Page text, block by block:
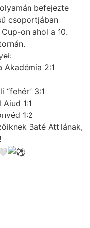
befejezte
csoportjában
on ahol a 10.
Akadémia 2:1
“fehér” 3:1
1:1
1:2
Baté Attilának,